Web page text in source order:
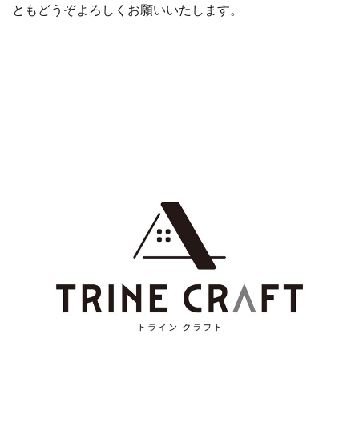
ともどうぞよろしくお願いいたします。